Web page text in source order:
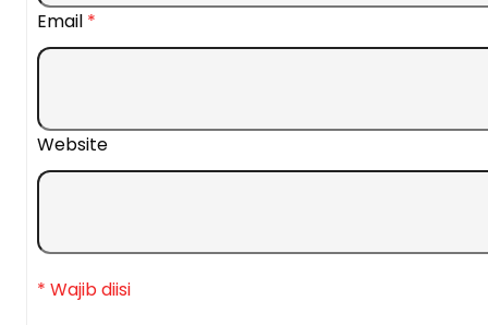
Email *
Website
* Wajib diisi